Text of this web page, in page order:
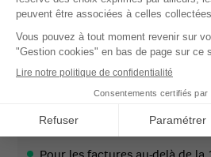
Prenons un exemple fictif : un
nouvelle ligne RED Caraïbe au
2022. Sur sa facture qu’il
indiqué le montant du forfait à
période du 1er au 31 mai.
Ce principe de prépaiement
s’applique chaque mois